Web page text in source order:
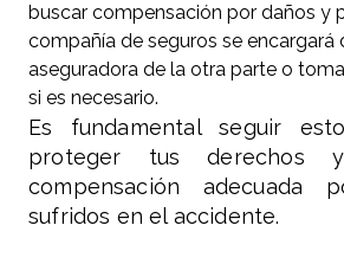
buscar compensación por daños y
compañía de seguros se encargará
aseguradora de la otra parte o
si es necesario.
Es fundamental seguir
proteger tus derechos
compensación adecuada
sufridos en el accidente.